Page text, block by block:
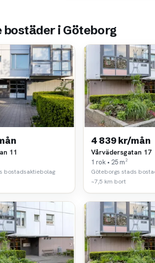
bostäder i Göteborg
11
bostadsaktiebolag
4 839 kr/mån
Vårvädersgatan 17
1 rok • 25 m²
Göteborgs stads
~7,5 km bort